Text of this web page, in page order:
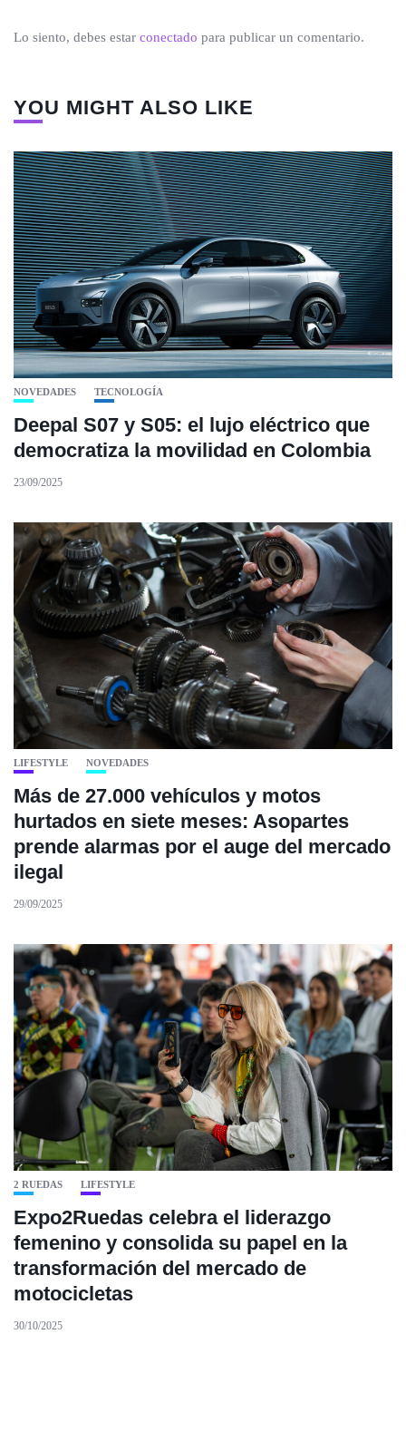
Lo siento, debes estar conectado para publicar un comentario.
YOU MIGHT ALSO LIKE
NOVEDADES TECNOLOGÍA
Deepal S07 y S05: el lujo eléctrico que
democratiza la movilidad en Colombia
23/09/2025
LIFESTYLE NOVEDADES
Más de 27.000 vehículos y motos
hurtados en siete meses: Asopartes
prende alarmas por el auge del mercado
ilegal
29/09/2025
2 RUEDAS LIFESTYLE
Expo2Ruedas celebra el liderazgo
femenino y consolida su papel en la
transformación del mercado de
motocicletas
30/10/2025